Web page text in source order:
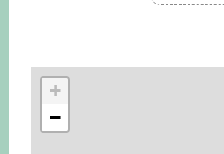
+
−